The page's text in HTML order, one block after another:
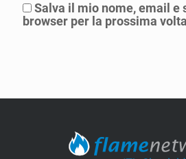
Salva il mio nome, email e
browser per la prossima